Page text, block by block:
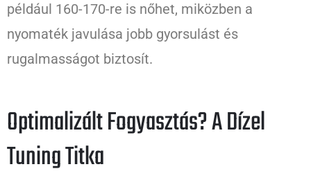
például 160-170-re is nőhet, miközben a
nyomaték javulása jobb gyorsulást és
rugalmasságot biztosít.
Optimalizált Fogyasztás? A Dízel
Tuning Titka